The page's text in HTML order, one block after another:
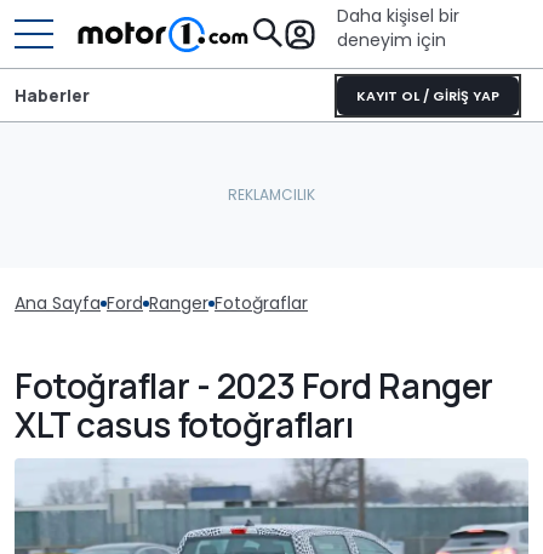
Daha kişisel bir
deneyim için
KAYIT OL / GİRİŞ YAP
Haberler
Ana Sayfa Ford Ranger Fotoğraflar
Fotoğraflar - 2023 Ford Ranger
XLT casus fotoğrafları